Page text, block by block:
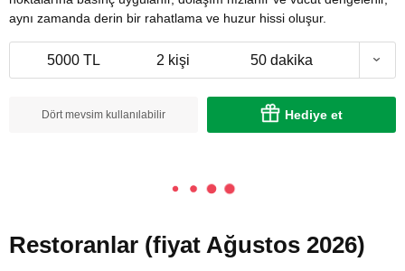
aynı zamanda derin bir rahatlama ve huzur hissi oluşur.
5000 TL 2 kişi 50 dakika
Dört mevsim kullanılabilir Hediye et
Restoranlar (fiyat Ağustos 2026)